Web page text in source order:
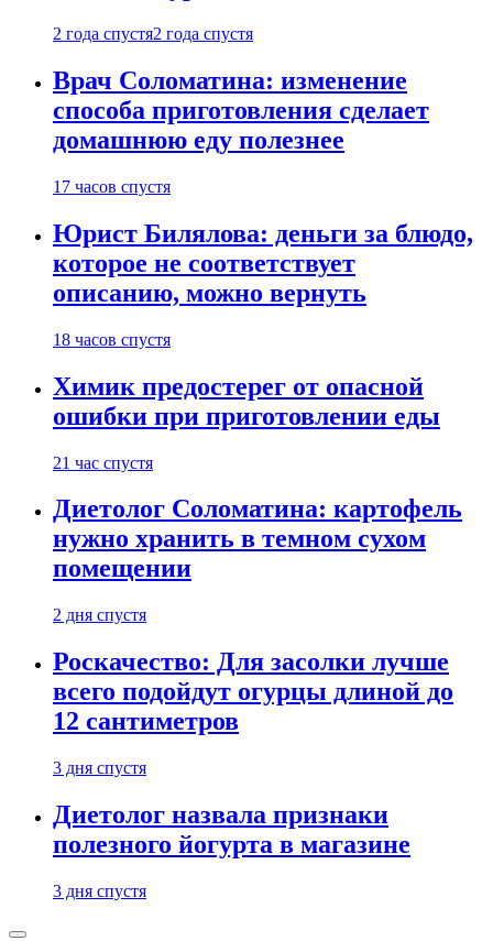
2 года спустя2 года спустя
Врач Соломатина: изменение
способа приготовления сделает
домашнюю еду полезнее
17 часов спустя
Юрист Билялова: деньги за блюдо,
которое не соответствует
описанию, можно вернуть
18 часов спустя
Химик предостерег от опасной
ошибки при приготовлении еды
21 час спустя
Диетолог Соломатина: картофель
нужно хранить в темном сухом
помещении
2 дня спустя
Роскачество: Для засолки лучше
всего подойдут огурцы длиной до
12 сантиметров
3 дня спустя
Диетолог назвала признаки
полезного йогурта в магазине
3 дня спустя